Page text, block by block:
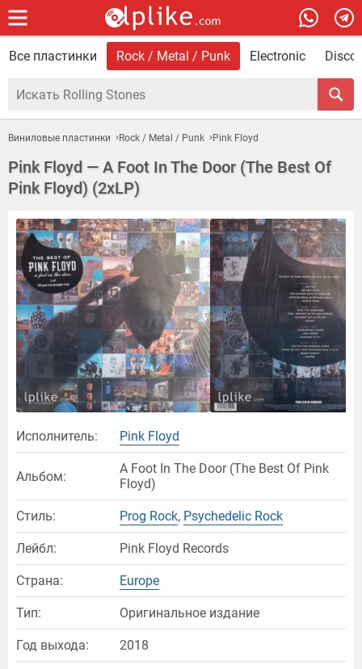
Все пластинки Rock / Metal / Punk Electronic Disco
Виниловые пластинки Rock / Metal / Punk Pink Floyd
Pink Floyd — A Foot In The Door (The Best Of
Pink Floyd) (2xLP)
Исполнитель: Pink Floyd
Альбом:
A Foot In The Door (The Best Of Pink
Floyd)
Стиль: Prog Rock, Psychedelic Rock
Лейбл: Pink Floyd Records
Страна: Europe
Тип: Оригинальное издание
Год выхода: 2018